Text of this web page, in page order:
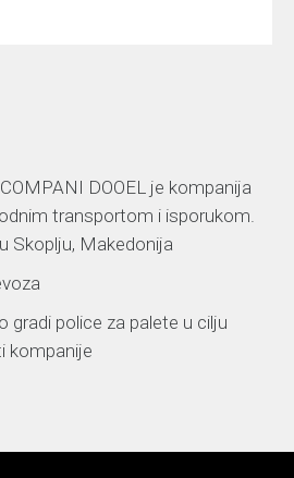
DOOEL je kompanija
transportom i isporukom.
Skoplju, Makedonija
gradi police za palete u cilju
kompanije